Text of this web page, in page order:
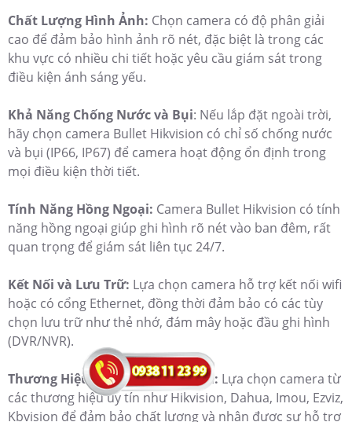
Chất Lượng Hình Ảnh: Chọn camera có độ phân giải
cao để đảm bảo hình ảnh rõ nét, đặc biệt là trong các
khu vực có nhiều chi tiết hoặc yêu cầu giám sát trong
điều kiện ánh sáng yếu.
Khả Năng Chống Nước và Bụi: Nếu lắp đặt ngoài trời,
hãy chọn camera Bullet Hikvision có chỉ số chống nước
và bụi (IP66, IP67) để camera hoạt động ổn định trong
mọi điều kiện thời tiết.
Tính Năng Hồng Ngoại: Camera Bullet Hikvision có tính
năng hồng ngoại giúp ghi hình rõ nét vào ban đêm, rất
quan trọng để giám sát liên tục 24/7.
Kết Nối và Lưu Trữ: Lựa chọn camera hỗ trợ kết nối wifi
hoặc có cổng Ethernet, đồng thời đảm bảo có các tùy
chọn lưu trữ như thẻ nhớ, đám mây hoặc đầu ghi hình
(DVR/NVR).
Thương Hiệu và Dịch Vụ Hậu Mãi: Lựa chọn camera từ
các thương hiệu uy tín như Hikvision, Dahua, Imou, Ezviz,
Kbvision để đảm bảo chất lượng và nhận được sự hỗ trợ